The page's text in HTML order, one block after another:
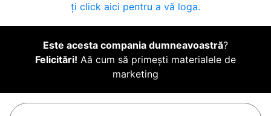
ți click aici pentru a vă loga.
Este acesta compania dumneavoastră?
Felicitări! Aă cum să primești materialele de
marketing